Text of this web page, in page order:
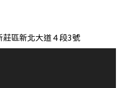
區新北大道４段3號